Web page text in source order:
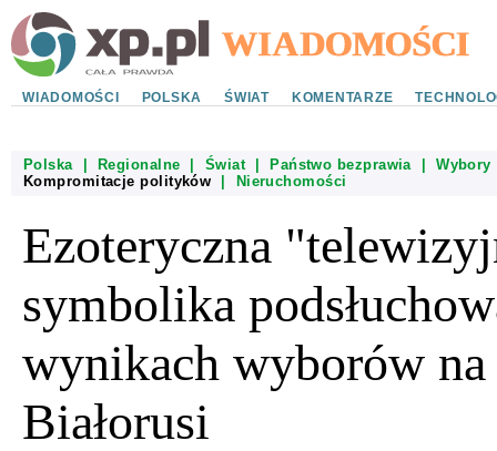
WIADOMOŚCI POLSKA ŚWIAT KOMENTARZE
Polska| Regionalne Świat| Państwo bezprawia|Wybory
Kompromitacje polityków
Nieruchomości
Ezoteryczna
symbolika
wynikach wyborów na
Białorusi